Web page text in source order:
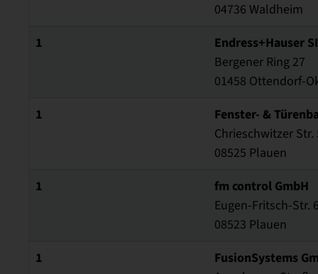
04736 Waldheim
1 Endress+Hauser
Bergener Ring 27
01458 Ottendorf-
1 Fenster- &
Chrieschwitzer Str.
08525 Plauen
1 fm control GmbH
Eugen-Fritsch-Str. 6
08523 Plauen
1 FusionSystems